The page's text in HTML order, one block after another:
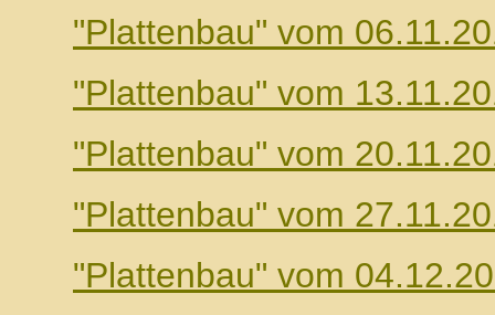
"Plattenbau" vom
"Plattenbau" vom
"Plattenbau" vom
"Plattenbau" vom
"Plattenbau" vom